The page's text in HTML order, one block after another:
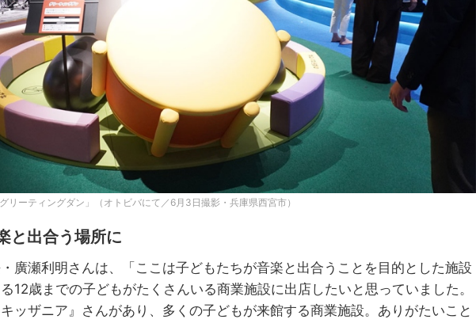
リーティングダン」（オトビバにて／6月3日撮影・兵庫県西宮市）
と出合う場所に
廣瀬利明さんは、「ここは子どもたちが音楽と出合うことを目的とした施設
12歳までの子どもがたくさんいる商業施設に出店したいと思っていました。
ッザニア』さんがあり、多くの子どもが来館する商業施設。ありがたいこと